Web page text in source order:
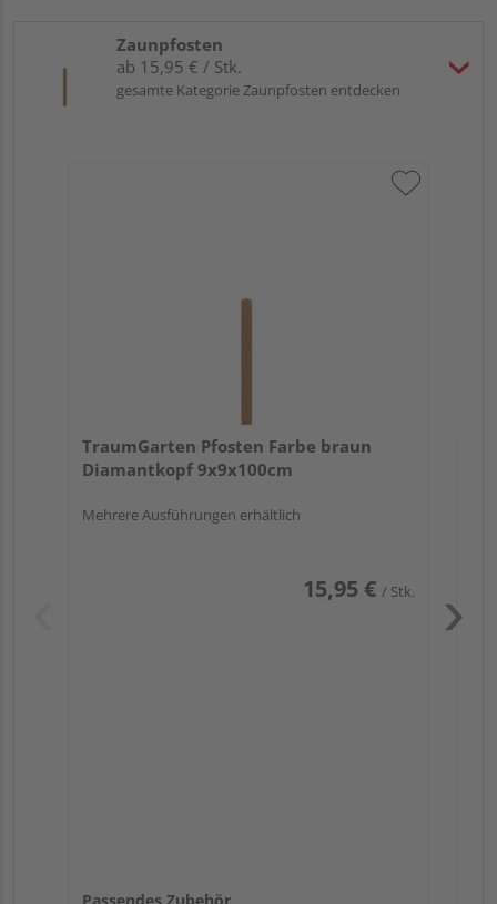
Zaunpfosten
ab 15,95 € / Stk.
gesamte Kategorie Zaunpfosten entdecken
TraumGarten Pfosten Farbe braun
Diamantkopf 9x9x100cm
Mehrere Ausführungen erhältlich
15,95 € / Stk.